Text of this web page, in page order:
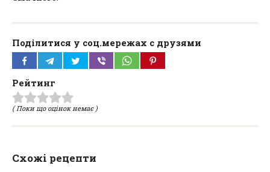
Поділитися у соц.мережах с друзями
Рейтинг
( Поки що оцінок немає )
Схожі рецепти